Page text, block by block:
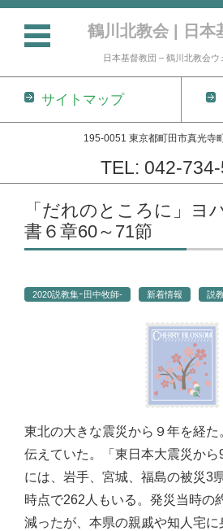
鶴川北教会 | 日本
日本基督教団 – 鶴川北教会ウ
サイトマップ
195-0051 東京都町田市真光寺
TEL: 042-
コンテンツに移動
「だれのところに」ヨ
書６章60～71節
2020説教集ｰ田中牧師- 新着情報 説
東北の大きな震災から９年を経た
伝えていた。「東日本大震災か
には、岩手、宮城、福島の被災3
時点で262人もいる。発災当時の
減ったが、本県の親戚や知人宅